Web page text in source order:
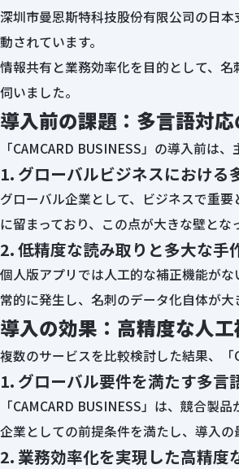
深圳市曼恩斯特科技股份有限公司の日
動されています。
情報共有と業務効率化を目的として、
伺いました。
導入前の課題：多言語対
「CAMCARD BUSINESS」の導入前は
1. グローバルビジネスにおける
グローバル企業として、ビジネスで重
に留まっており、この点が大きな壁とな
2. 低精度な読み取りと多大な手
個人版アプリでは人工的な補正機能が
常的に発生し、名刺のデータ化自体が大
導入の効果：高精度な人
複数のサービスを比較検討した結果、
1. グローバル要件を満たす多言
「CAMCARD BUSINESS」は、競合
企業としての前提条件を満たし、導入の
2. 業務効率化を実現した高精度